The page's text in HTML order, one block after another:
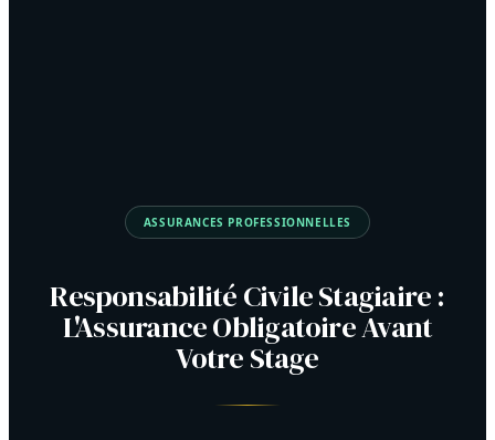
ASSURANCES PROFESSIONNELLES
Responsabilité Civile Stagiaire :
L'Assurance Obligatoire Avant
Votre Stage